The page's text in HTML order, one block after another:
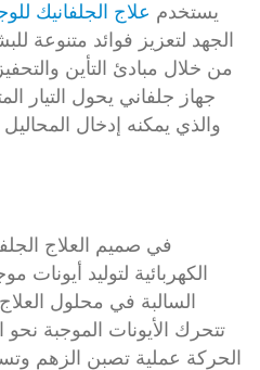
يستخدم علاج الجلفانيك
الجهد لتعزيز فوائد
من خلال مبادئ التأين
جهاز جلفاني يحول التيار
والذي يمكنه إدخال
في صميم العلاج
الكهربائية لتوليد أيونات
السالبة في محلول
تتحرك الأيونات الموجبة
الحركة عملية تصبن الزهم